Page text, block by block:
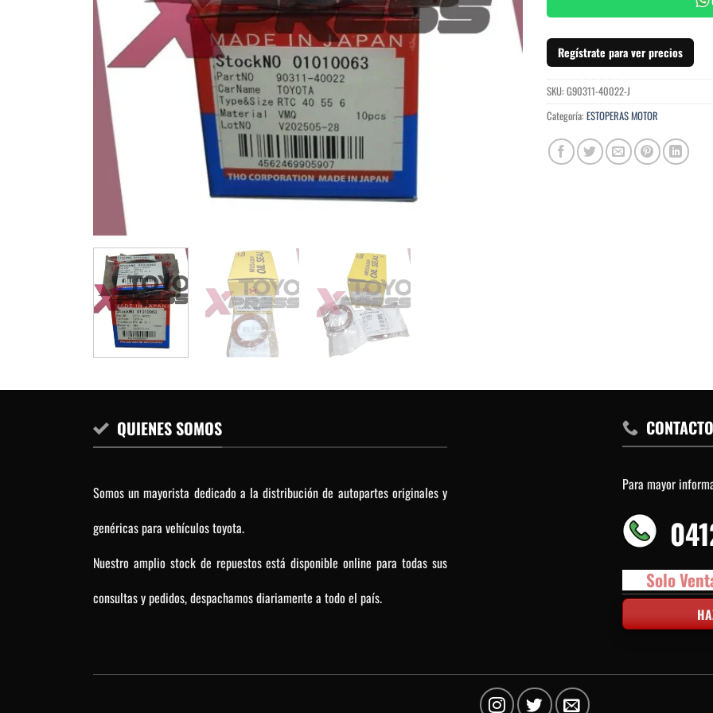
Regístrate para ver precios
SKU: G90311-40022-J
Categoría: ESTOPERAS MOTOR
QUIENES SOMOS
Somos un mayorista dedicado a la distribución de autopartes originales y
genéricas para vehículos toyota.
Nuestro amplio stock de repuestos está disponible online para todas sus
consultas y pedidos, despachamos diariamente a todo el país.
CONTACTO
Para mayor
Solo